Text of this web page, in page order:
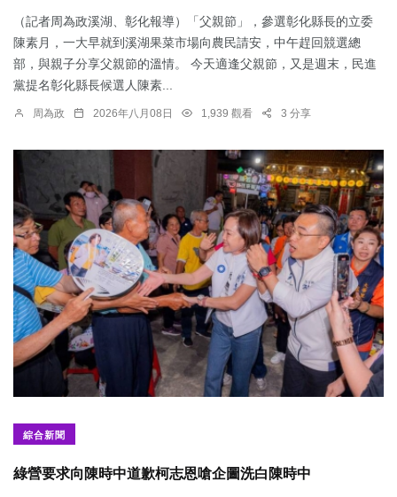
（記者周為政溪湖、彰化報導）「父親節」，參選彰化縣長的立委
陳素月，一大早就到溪湖果菜市場向農民請安，中午趕回競選總
部，與親子分享父親節的溫情。 今天適逢父親節，又是週末，民進
黨提名彰化縣長候選人陳素...
周為政 2026年八月08日 1,939 觀看 3 分享
綜合新聞
綠營要求向陳時中道歉柯志恩嗆企圖洗白陳時中